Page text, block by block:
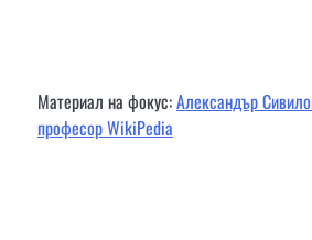
Материал на фокус:Александър
професор WikiPedia